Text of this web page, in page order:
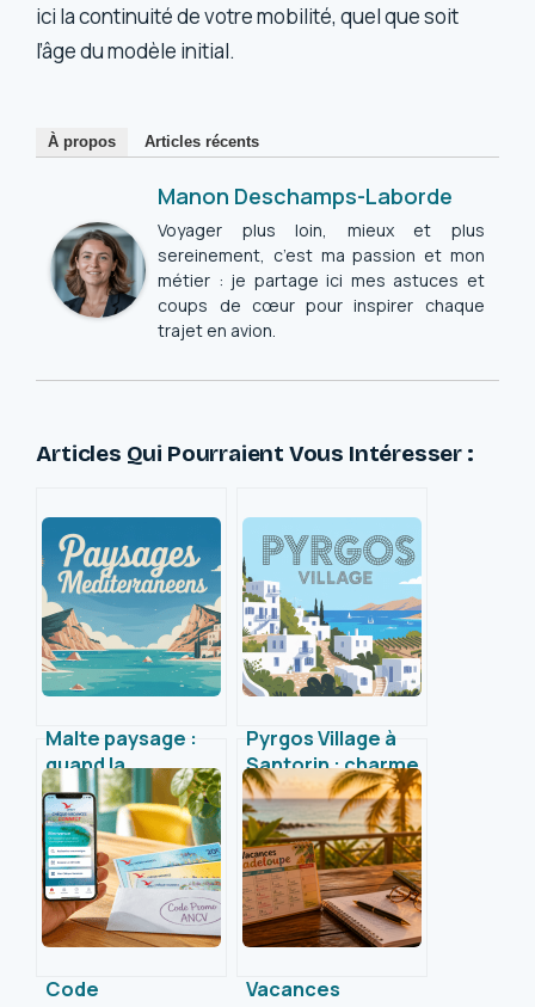
ici la continuité de votre mobilité, quel que soit
l’âge du modèle initial.
À propos Articles récents
Manon Deschamps-Laborde
Voyager plus loin, mieux et plus
sereinement, c’est ma passion et mon
métier : je partage ici mes astuces et
coups de cœur pour inspirer chaque
trajet en avion.
Articles Qui Pourraient Vous Intéresser :
Malte paysage :
quand la
Méditerranée
dévoile ses plus
beaux décors
Pyrgos Village à
Santorin : charme
authentique,
panoramas et
découvertes
inédites
Code
Vacances